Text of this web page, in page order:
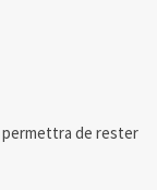
permettra de rester